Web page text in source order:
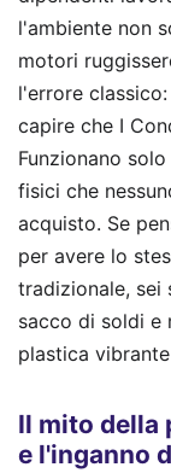
l'ambiente non
motori
l'errore
capire che I
Funzionano
fisici che
acquisto. Se
per avere lo
tradizionale, sei
sacco di soldi
plastica
Il mito della
e l'inganno